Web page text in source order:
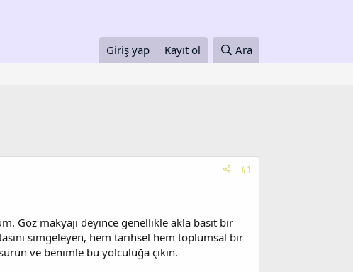
Giriş yap Kayıt ol Ara
#1
Göz makyajı deyince genellikle akla basit bir
simgeleyen, hem tarihsel hem toplumsal bir
ve benimle bu yolculuğa çıkın.